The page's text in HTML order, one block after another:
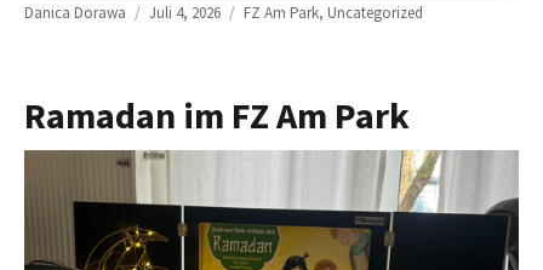
Author
Danica Dorawa
Posted
Juli 4, 2026 Categories
FZ Am Park, Uncategorized
Ramadan im FZ Am Park